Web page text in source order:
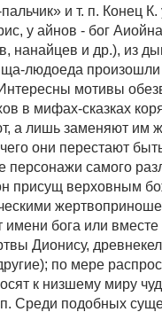
и т. п. Конец К.
у айнов - бог
нанайцев и др.), из
людоеда
мотивы
в мифах-сказках
а лишь заменяют им
они перестают
персонажи самого
присущ верховным
бога или
Дионису,
по мере
к низшему миру
Среди подобных